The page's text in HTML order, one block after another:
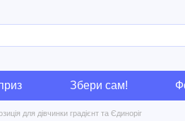
Збери сам!
для дівчинки градієнт та Єдиноріг